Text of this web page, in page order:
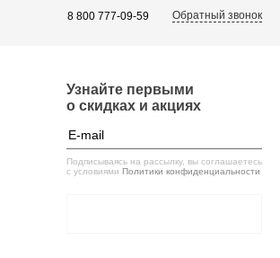
8 800 777-09-59 Обратный звонок
Узнайте первыми
о скидках и акциях
Подписываясь на рассылку, вы соглашаетесь
с условиями Политики конфиденциальности